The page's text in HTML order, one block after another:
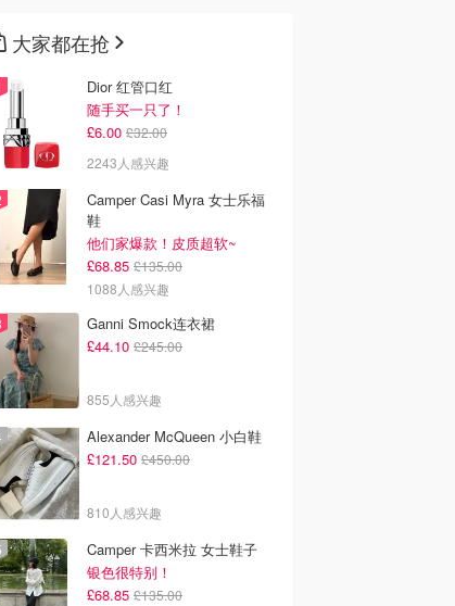
大家都在抢
Dior 红管口红
随手买一只了！
£6.00 £32.00
2243人感兴趣
Camper Casi Myra 女士乐福
鞋
他们家爆款！皮质超软~
£68.85 £135.00
1088人感兴趣
Ganni Smock连衣裙
£44.10 £245.00
855人感兴趣
Alexander McQueen 小白鞋
£121.50 £450.00
810人感兴趣
Camper 卡西米拉 女士鞋子
银色很特别！
£68.85 £135.00